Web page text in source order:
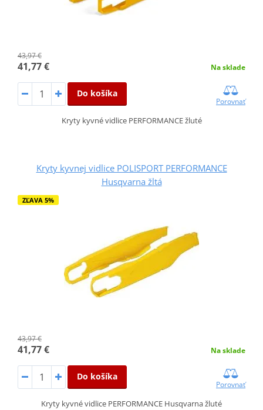
43,97 €
41,77 € Na sklade
Do košíka
Porovnať
Kryty kyvné vidlice PERFORMANCE žluté
Kryty kyvnej vidlice POLISPORT PERFORMANCE
Husqvarna žltá
ZĽAVA 5%
43,97 €
41,77 € Na sklade
Do košíka
Porovnať
Kryty kyvné vidlice PERFORMANCE Husqvarna žluté